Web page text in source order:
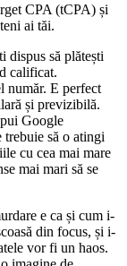
CPA (tCPA) și
ai tăi.
dispus să plătești
calificat.
număr. E perfect
și previzibilă.
Google
trebuie să o atingi
cu cea mai mare
mai mari să se
e ca și cum i-
din focus, și i-
vor fi un haos.